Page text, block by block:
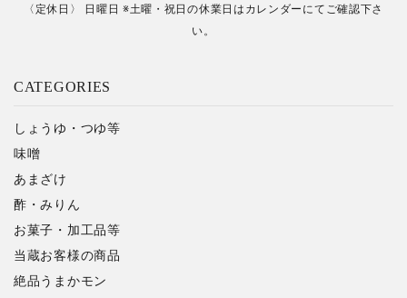
CATEGORIES
しょうゆ・つゆ等
味噌
あまざけ
酢・みりん
お菓子・加工品等
当蔵お客様の商品
絶品うまかモン
〈定休日〉 日曜日 ※土曜・祝日の休業日はカレンダーにてご確認下さ
い。